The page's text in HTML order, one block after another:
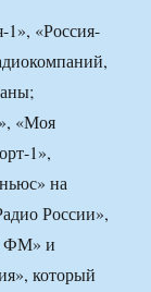
1», «Россия-
«Моя
1»,
на
России»,
ФМ» и
который